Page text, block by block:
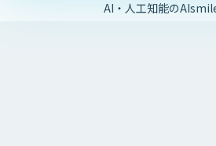
AI・人工知能の